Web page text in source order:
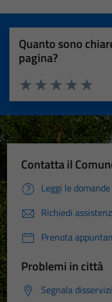
Quanto sono
pagina?
Valuta
Valuta 4
Valuta 3 stelle
Valuta 2 stelle su 5
Valuta 1 stelle su 5
Contatta il
Leggi le
Richiedi
Prenota
Problemi in città
Segnala